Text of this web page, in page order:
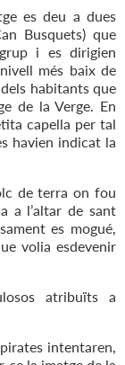
es deu a dues
Busquets) que
i es dirigien
més baix de
habitants que
de la Verge. En
capella per tal
havien indicat la
de terra on fou
a l’altar de sant
es mogué,
volia esdevenir
atribuïts a
intentaren,